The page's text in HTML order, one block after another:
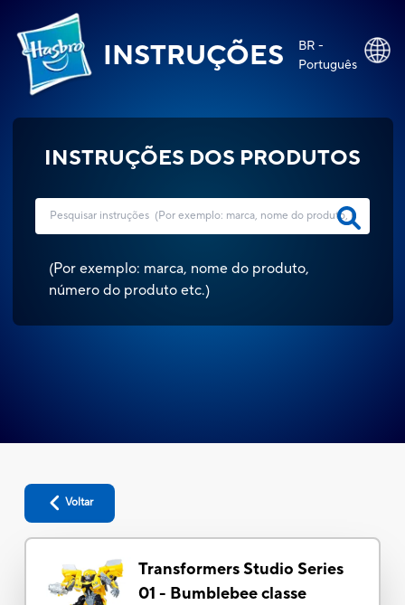
INSTRUÇÕES
BR -
Português
INSTRUÇÕES DOS PRODUTOS
(Por exemplo: marca, nome do produto,
número do produto etc.)
Voltar
Transformers Studio Series
01 - Bumblebee classe